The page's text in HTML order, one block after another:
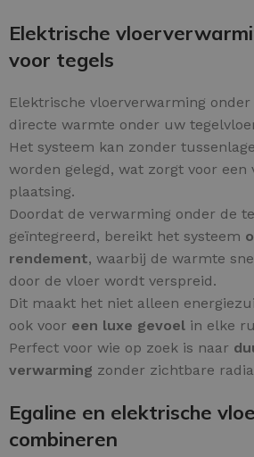
Elektrische
voor tegels
Elektrische vloerverwarming
directe warmte onder uw
Het systeem kan zonder
worden gelegd, wat zorgt voor een
plaatsing.
Doordat de verwarming onder de
geïntegreerd, bereikt het systeem
rendement, waarbij de warmte
door de vloer wordt verspreid.
Dit maakt het niet alleen
ook voor een luxe gevoel in elke
Perfect voor wie op zoek is naar
verwarming zonder zichtbare
Egaline en elektrische
combineren